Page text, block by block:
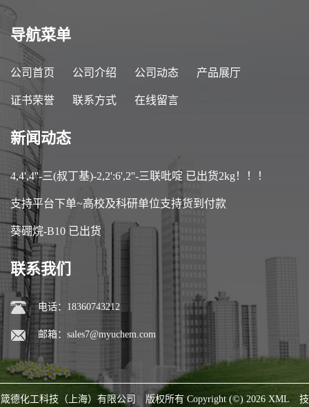
导航菜单
公司首页 公司介绍 公司动态 产品展厅
证书荣誉 联系方式 在线留言
新闻动态
4,4',4''-三(叔丁基)-2,2':6',2''-三联吡啶 已出货2kg！！！
支持平台下单~高校及科研单位支持货到付款
葵硼烷-B10 已出货
联系我们
电话：18360743212
邮箱： sales7@myuchem.com
箴德化工科技（上海）有限公司 版权所有 Copyright (©) 2026 XML 技